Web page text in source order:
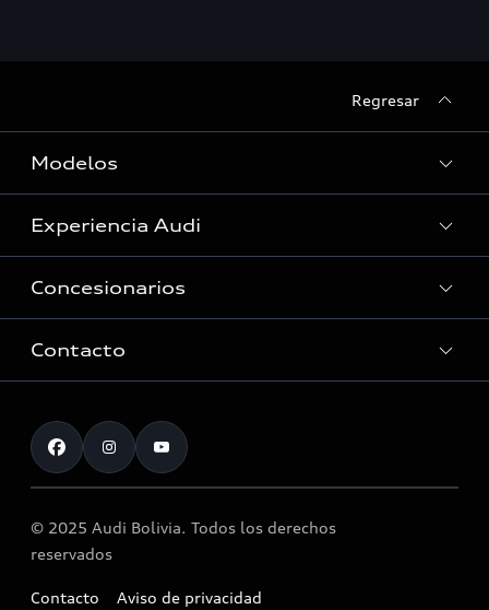
Regresar
Modelos
Ver Modelos
Experiencia Audi
Historia
Audi Innovación
Tecnologia quattro®
Audi Motorsport
Noticias
Concesionarios
Servicio Post Venta
Citas
Actividad de Servicio
Llamado a revisión airbag Takata
Contacto
Atención al cliente
© 2025 Audi Bolivia. Todos los derechos
reservados
Contacto Aviso de privacidad